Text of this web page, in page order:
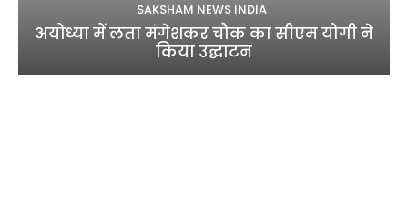
SAKSHAM NEWS INDIA
अयोध्या में लता मंगेशकर चौक का सीएम योगी ने
किया उद्घाटन